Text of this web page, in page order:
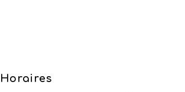
Horaires